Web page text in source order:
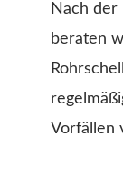
Nach der
beraten
Vorfällen